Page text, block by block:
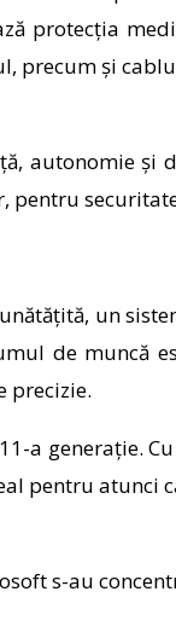
protecția
precum și
autonomie și
pentru
un
de muncă
precizie.
a generație.
pentru atunci
s-au